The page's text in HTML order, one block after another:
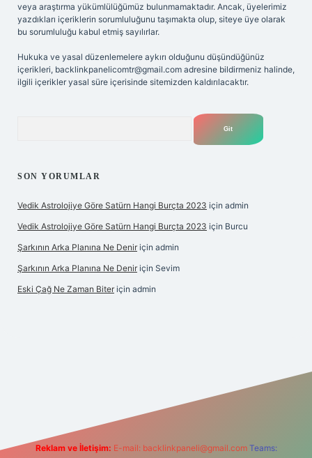
veya araştırma yükümlülüğümüz bulunmamaktadır. Ancak, üyelerimiz
yazdıkları içeriklerin sorumluluğunu taşımakta olup, siteye üye olarak
bu sorumluluğu kabul etmiş sayılırlar.
Hukuka ve yasal düzenlemelere aykırı olduğunu düşündüğünüz
içerikleri, backlinkpanelicomtr@gmail.com adresine bildirmeniz halinde,
ilgili içerikler yasal süre içerisinde sitemizden kaldırılacaktır.
SON YORUMLAR
Vedik Astrolojiye Göre Satürn Hangi Burçta 2023 için admin
Vedik Astrolojiye Göre Satürn Hangi Burçta 2023 için Burcu
Şarkının Arka Planına Ne Denir için admin
Şarkının Arka Planına Ne Denir için Sevim
Eski Çağ Ne Zaman Biter için admin
Reklam ve İletişim: E-mail: backlinkpaneli@gmail.com Teams: